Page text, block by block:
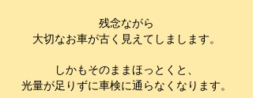
残念ながら
大切なお車が古く見えてしまします。
しかもそのままほっとくと、
光量が足りずに車検に通らなくなります。